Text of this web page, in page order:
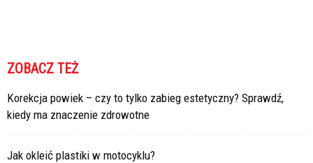
ZOBACZ TEŻ
Korekcja powiek – czy to tylko zabieg estetyczny? Sprawdź,
kiedy ma znaczenie zdrowotne
Jak okleić plastiki w motocyklu?